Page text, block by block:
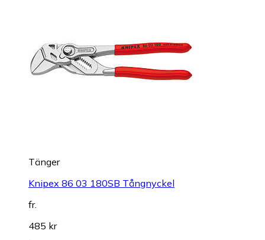
Tänger
Knipex 86 03 180SB Tångnyckel
fr.
485 kr